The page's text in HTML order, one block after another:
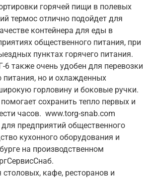
горячей пищи в полевых
термос отлично подойдет для
контейнера для еды в
общественного питания, при
пунктах горячего питания.
также очень удобен для перевозки
питания, но и охлажденных
горловину и боковые ручки.
сохранить тепло первых и
часов. www.torg-snab.com
предприятий общественного
кухонного оборудования и
на производственном
кафе, ресторанов и